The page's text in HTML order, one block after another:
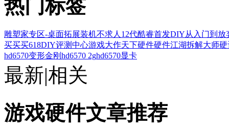
热门标签
雕塑家专区-桌面拓展装机不求人12代酷睿首发DIY从入门到放
买买买618DIY评测中心游戏大作天下硬件硬件江湖拆解大师硬
hd6570变形金刚 hd6570 2ghd6570显卡
最新|相关
游戏硬件文章推荐